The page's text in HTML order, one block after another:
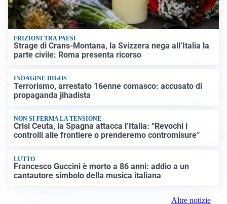
FRIZIONI TRA PAESI
Strage di Crans-Montana, la Svizzera nega all’Italia la
parte civile: Roma presenta ricorso
INDAGINE DIGOS
Terrorismo, arrestato 16enne comasco: accusato di
propaganda jihadista
NON SI FERMA LA TENSIONE
Crisi Ceuta, la Spagna attacca l’Italia: “Revochi i
controlli alle frontiere o prenderemo contromisure”
LUTTO
Francesco Guccini è morto a 86 anni: addio a un
cantautore simbolo della musica italiana
Altre notizie